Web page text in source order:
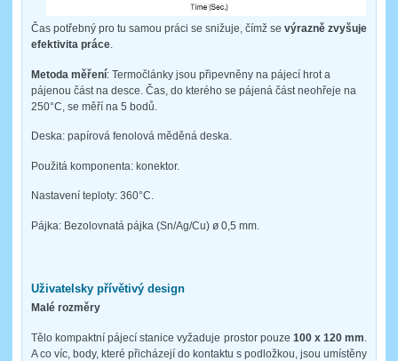
Čas potřebný pro tu samou práci se snižuje, čímž se výrazně zvyšuje
efektivita práce.
Metoda měření: Termočlánky jsou připevněny na pájecí hrot a
pájenou část na desce. Čas, do kterého se pájená část neohřeje na
250°C, se měří na 5 bodů.
Deska: papírová fenolová měděná deska.
Použitá komponenta: konektor.
Nastavení teploty: 360°C.
Pájka: Bezolovnatá pájka (Sn/Ag/Cu) ø 0,5 mm.
Uživatelsky přívětivý design
Malé rozměry
Tělo kompaktní pájecí stanice vyžaduje prostor pouze 100 x 120 mm
A co víc, body, které přicházejí do kontaktu s podložkou, jsou umístěny